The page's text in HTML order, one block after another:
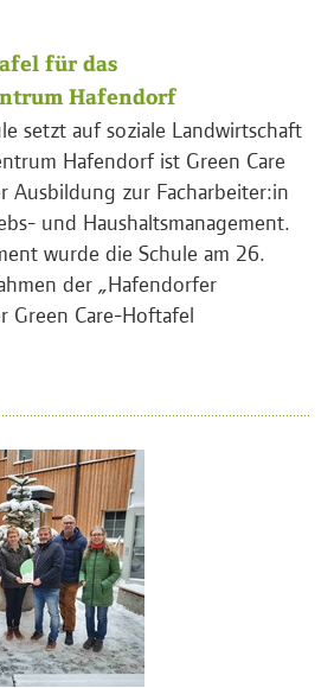
für das
Hafendorf
setzt auf soziale Landwirtschaft
Hafendorf ist Green Care
Ausbildung zur Facharbeiter:in
und Haushaltsmanagement.
wurde die Schule am 26.
der „Hafendorfer
Green Care-Hoftafel